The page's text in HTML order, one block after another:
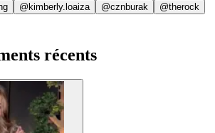
@kimberly.loaiza @cznburak
@therock
récents